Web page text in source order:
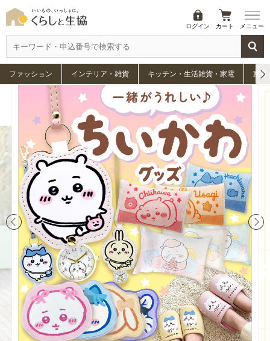
ログイン カート メニュー
ファッション インテリア・雑貨 キッチン・生活雑貨・家電 家具